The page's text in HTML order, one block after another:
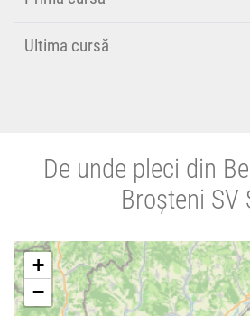
Ultima cursă
De unde pleci din
Broșteni SV
+
−